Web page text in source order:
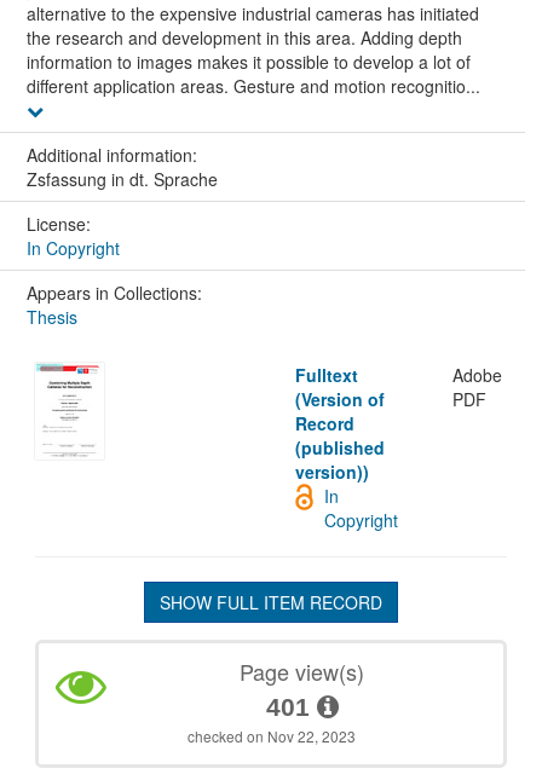
alternative to the expensive industrial cameras has initiated
the research and development in this area. Adding depth
information to images makes it possible to develop a lot of
different application areas. Gesture and motion recognitio...
Additional information:
Zsfassung in dt. Sprache
License:
In Copyright
Appears in Collections:
Thesis
Fulltext
(Version of
Record
(published
version))
Adobe
PDF
In
Copyright
SHOW FULL ITEM RECORD
Page view(s)
401
checked on Nov 22, 2023